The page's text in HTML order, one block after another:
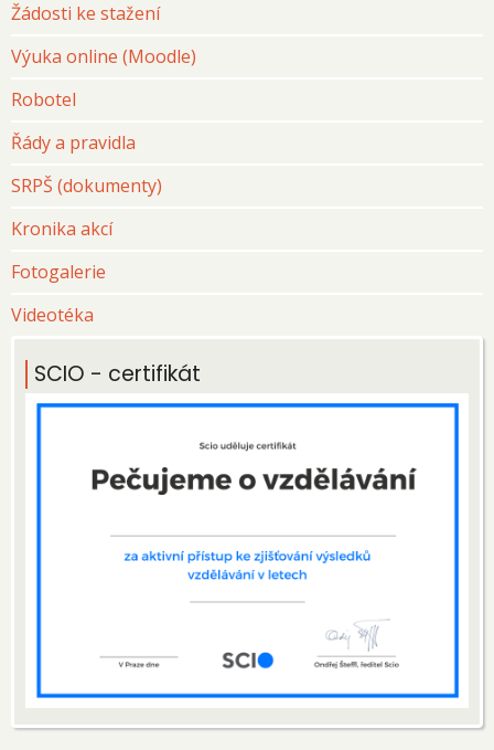
Žádosti ke stažení
Výuka online (Moodle)
Robotel
Řády a pravidla
SRPŠ (dokumenty)
Kronika akcí
Fotogalerie
Videotéka
SCIO - certifikát